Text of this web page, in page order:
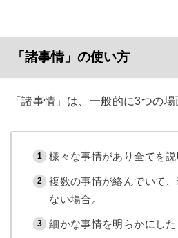
「諸事情」の使い方
「諸事情」は、一般的に3つの場
様々な事情があり全てを説
複数の事情が絡んでいて
ない場合。
細かな事情を明らかにした